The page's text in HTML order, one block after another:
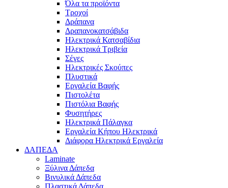
Όλα τα προϊόντα
Τροχοί
Δράπανα
Δραπανοκατσάβιδα
Ηλεκτρικά Κατσαβίδια
Ηλεκτρικά Τριβεία
Σέγες
Ηλεκτρικές Σκούπες
Πλυστικά
Εργαλεία Βαφής
Πιστολέτα
Πιστόλια Βαφής
Φυσητήρες
Ηλεκτρικά Πάλαγκα
Εργαλεία Κήπου Ηλεκτρικά
Διάφορα Ηλεκτρικά Εργαλεία
ΔΑΠΕΔΑ
Laminate
Ξύλινα Δάπεδα
Βινυλικά Δάπεδα
Πλαστικά Δάπεδα